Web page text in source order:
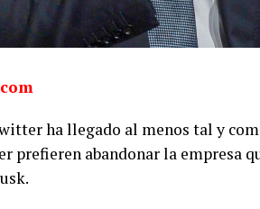
ha llegado al menos tal y
prefieren abandonar la empresa